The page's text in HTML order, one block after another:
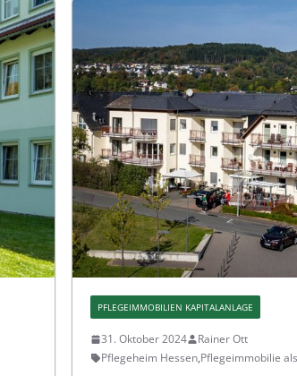
PFLEGEIMMOBILIEN KAPITALANLAGE
31. Oktober 2024
Rainer Ott
Pflegeheim Hessen,Pflegeimmobilie